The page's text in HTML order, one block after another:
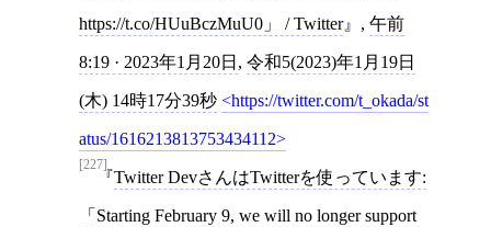
https://t.co/HUuBczMuU0」 / Twitter , 午前
8:19 · 2023年1月20日 , 令和5(2023)年1月19日
(木) 14時17分39秒 https://twitter.com/t_okada/st
atus/1616213813753434112
[227]
Twitter DevさんはTwitterを使っています:
「Starting February 9, we will no longer support